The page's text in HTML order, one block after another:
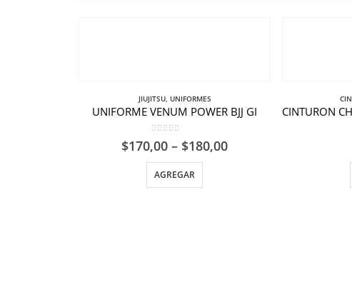
JIUJITSU, UNIFORMES
UNIFORME VENUM POWER BJJ GI
out of 5
$170,00 – $180,00
AGREGAR